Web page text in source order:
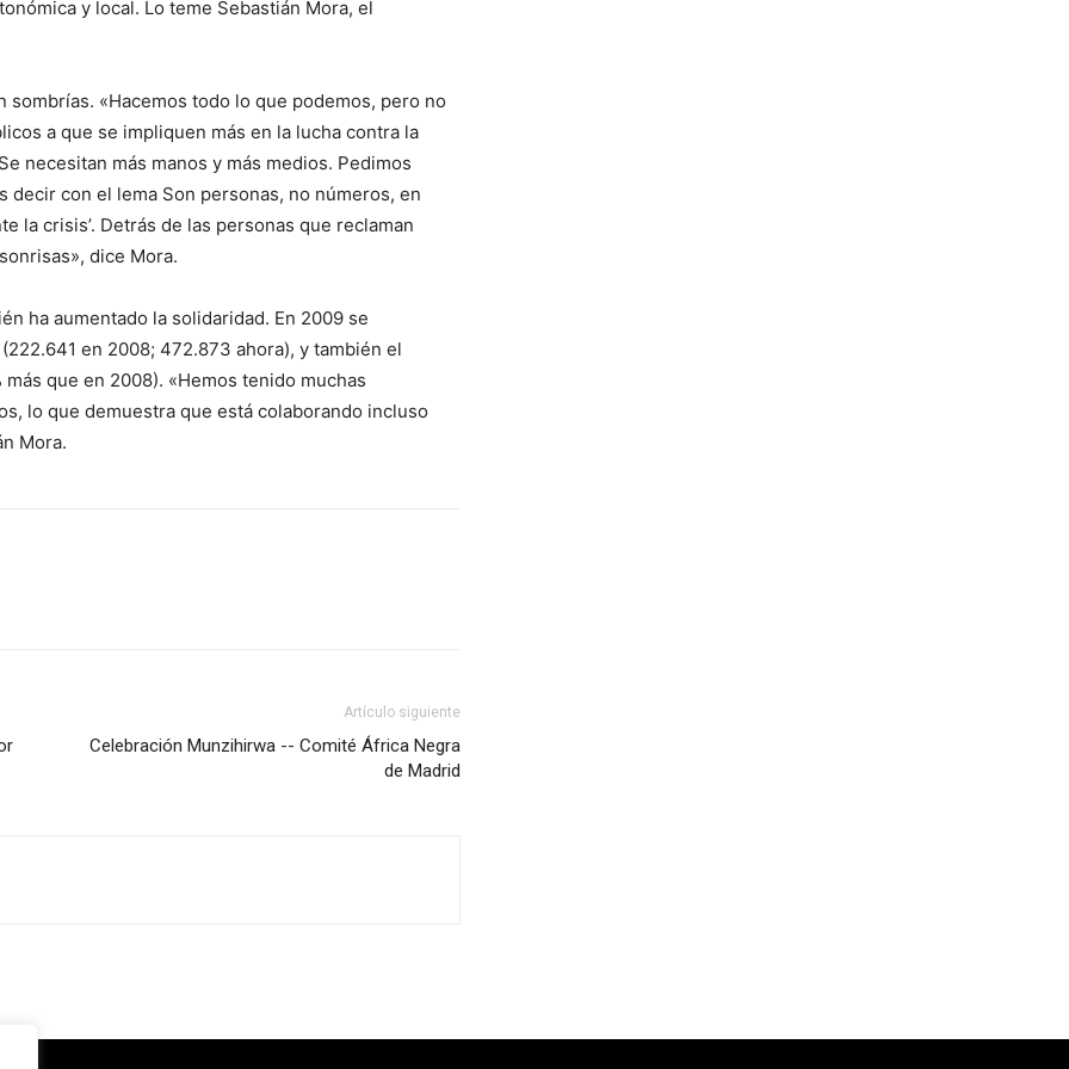
y local. Lo teme Sebastián Mora, el
sombrías. «Hacemos todo lo que podemos, pero no
a que se impliquen más en la lucha contra la
necesitan más manos y más medios. Pedimos
decir con el lema Son personas, no números, en
la crisis’. Detrás de las personas que reclaman
dice Mora.
ha aumentado la solidaridad. En 2009 se
en 2008; 472.873 ahora), y también el
que en 2008). «Hemos tenido muchas
lo que demuestra que está colaborando incluso
Mora.
Artículo siguiente
Celebración Munzihirwa -- Comité África Negra
de Madrid